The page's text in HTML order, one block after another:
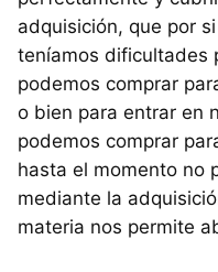
adquisición, que por
teníamos dificultades
podemos comprar
o bien para entrar en
podemos comprar
hasta el momento no
mediante la
materia nos permite